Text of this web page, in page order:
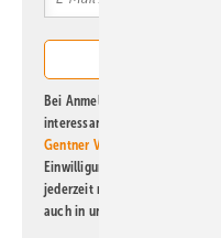
Bei Anmeldung zu diesem
interessante Verlags- und
Gentner Verlag GmbH & Co. KG
Einwilligung kann ich jederzeit
jederzeit möglich.
auch in unserer